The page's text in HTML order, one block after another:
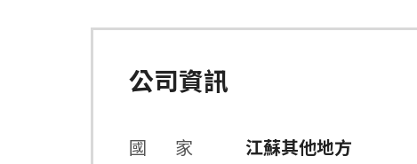
公司資訊
國 家
江蘇其他地方